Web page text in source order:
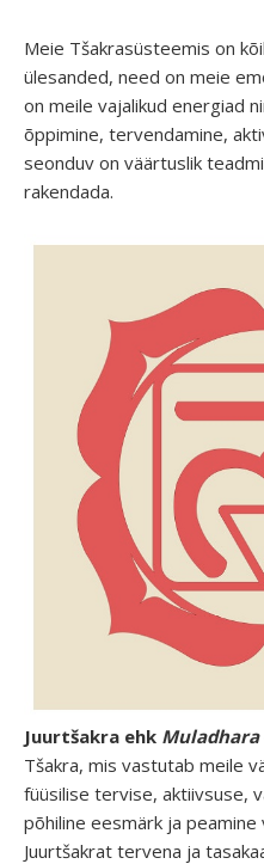
Meie Tšakrasüsteemis on
ülesanded, need on meie
on meile vajalikud energiad
õppimine, tervendamine,
seonduv on väärtuslik
rakendada.
Juurtšakra ehk Muladhara
Tšakra, mis vastutab meile
füüsilise tervise, aktiivsuse,
põhiline eesmärk ja
Juurtšakrat tervena ja